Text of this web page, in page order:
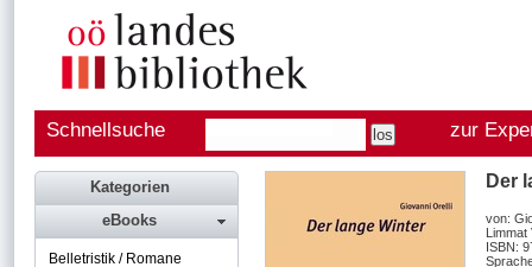
Schnellsuche zur
Der
von:
Limmat
ISBN:
Kategorien
eBooks
Belletristik / Romane